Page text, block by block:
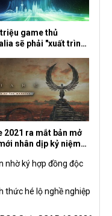
triệu game thủ
sẽ phải "xuất trình
game trên Xbox?
2021 ra mắt bản mở
nhân dịp kỷ niệm
nhờ ký hợp đồng độc
thức hé lộ nghề nghiệp